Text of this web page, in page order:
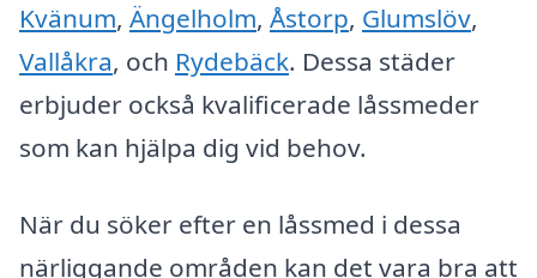
Kvänum, Ängelholm, Åstorp, Glumslöv,
Vallåkra, och Rydebäck. Dessa städer
erbjuder också kvalificerade låssmeder
som kan hjälpa dig vid behov.
När du söker efter en låssmed i dessa
närliggande områden kan det vara bra att